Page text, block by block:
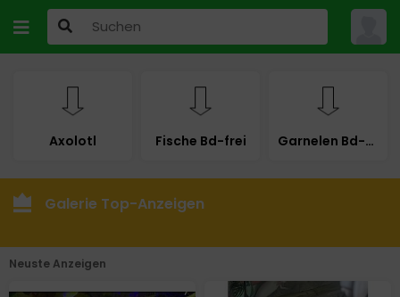
Axolotl Fische Bd-frei Garnelen Bd-frei
Galerie Top-Anzeigen
Neuste Anzeigen